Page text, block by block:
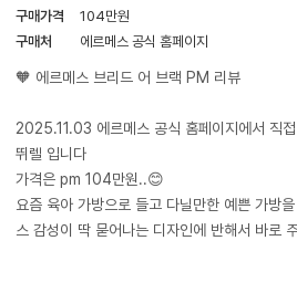
구매가격
104만원
구매처
에르메스 공식 홈페이지
🧡 에르메스 브리드 어 브랙 PM 리뷰
​2025.11.03 에르메스 공식 홈페이지에서 직
뛰렐 입니다
가격은 pm 104만원..😊
요즘 육아 가방으로 들고 다닐만한 예쁜 가방
스 감성이 딱 묻어나는 디자인에 반해서 바로